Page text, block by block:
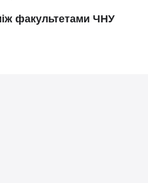
факультетами ЧНУ